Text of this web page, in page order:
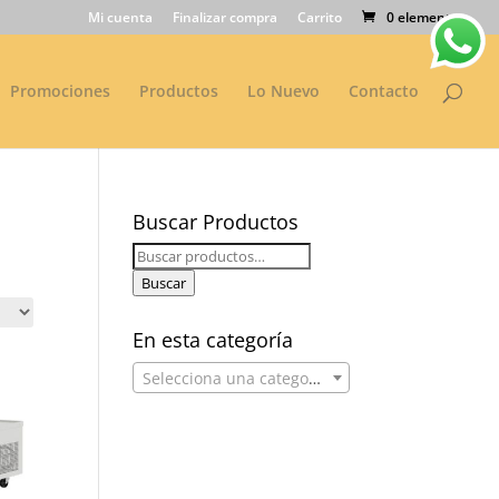
Mi cuenta Finalizar compra Carrito 0 elementos
Promociones Productos Lo Nuevo Contacto
Buscar Productos
Buscar
por:
Buscar
En esta categoría
Selecciona una categoría